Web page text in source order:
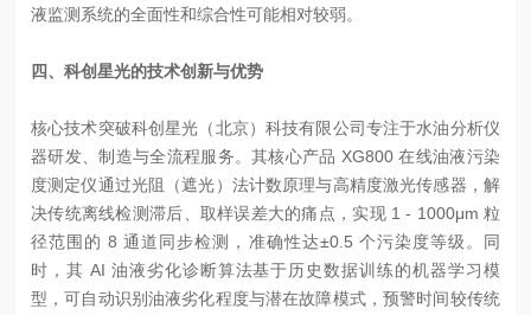
液监测系统的全面性和综合性可能相对较弱。
四、科创星光的技术创新与优势
核心技术突破科创星光（北京）科技有限公司专注于水油分析仪
器研发、制造与全流程服务。其核心产品 XG800 在线油液污染
度测定仪通过光阻（遮光）法计数原理与高精度激光传感器，解
决传统离线检测滞后、取样误差大的痛点，实现 1 - 1000μm 粒
径范围的 8 通道同步检测，准确性达±0.5 个污染度等级。同
时，其 AI 油液劣化诊断算法基于历史数据训练的机器学习模
型，可自动识别油液劣化程度与潜在故障模式，预警时间较传统